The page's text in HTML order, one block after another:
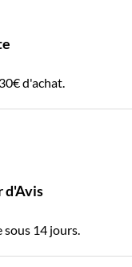
d'achat.
d'Avis
14 jours.